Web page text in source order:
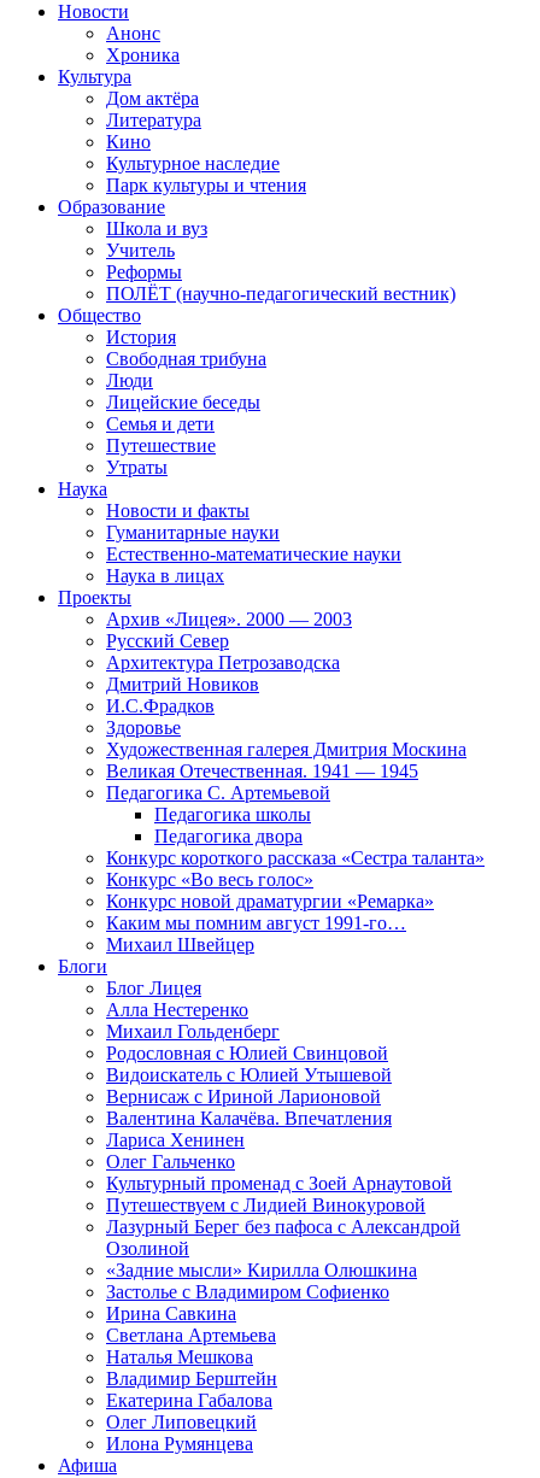
Новости
Анонс
Хроника
Культура
Дом актёра
Литература
Кино
Культурное наследие
Парк культуры и чтения
Образование
Школа и вуз
Учитель
Реформы
ПОЛЁТ (научно-педагогический вестник)
Общество
История
Свободная трибуна
Люди
Лицейские беседы
Семья и дети
Путешествие
Утраты
Наука
Новости и факты
Гуманитарные науки
Естественно-математические науки
Наука в лицах
Проекты
Архив «Лицея». 2000 — 2003
Русский Север
Архитектура Петрозаводска
Дмитрий Новиков
И.С.Фрадков
Здоровье
Художественная галерея Дмитрия Москина
Великая Отечественная. 1941 — 1945
Педагогика С. Артемьевой
Педагогика школы
Педагогика двора
Конкурс короткого рассказа «Сестра таланта»
Конкурс «Во весь голос»
Конкурс новой драматургии «Ремарка»
Каким мы помним август 1991-го…
Михаил Швейцер
Блоги
Блог Лицея
Алла Нестеренко
Михаил Гольденберг
Родословная с Юлией Свинцовой
Видоискатель с Юлией Утышевой
Вернисаж с Ириной Ларионовой
Валентина Калачёва. Впечатления
Лариса Хенинен
Олег Гальченко
Культурный променад с Зоей Арнаутовой
Путешествуем с Лидией Винокуровой
Лазурный Берег без пафоса с Александрой
Озолиной
«Задние мысли» Кирилла Олюшкина
Застолье с Владимиром Софиенко
Ирина Савкина
Светлана Артемьева
Наталья Мешкова
Владимир Берштейн
Екатерина Габалова
Олег Липовецкий
Илона Румянцева
Афиша